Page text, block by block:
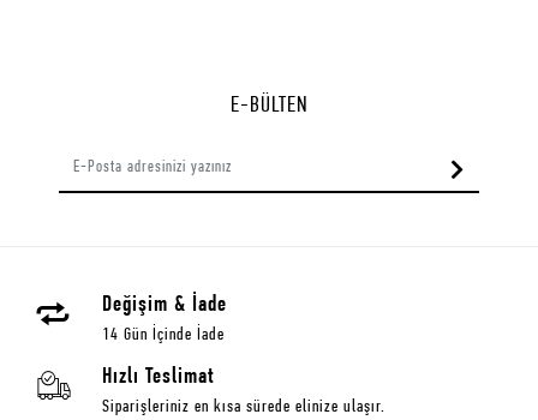
E-BÜLTEN
Değişim & İade
14 Gün İçinde İade
Hızlı Teslimat
Siparişleriniz en kısa sürede elinize ulaşır.